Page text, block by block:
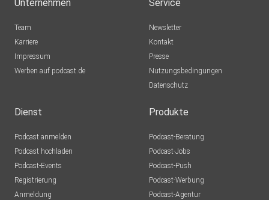
Unternehmen
Team
Karriere
Impressum
Werben auf podcast.de
Service
Newsletter
Kontakt
Presse
Nutzungsbedingungen
Datenschutz
Dienst
Podcast anmelden
Podcast hochladen
Podcast-Events
Registrierung
Anmeldung
Produkte
Podcast-Beratung
Podcast-Jobs
Podcast-Push
Podcast-Werbung
Podcast-Agentur